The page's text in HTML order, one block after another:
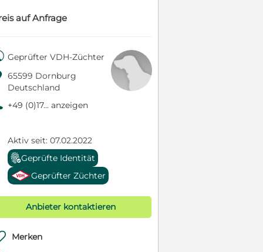
auf Anfrage
Geprüfter VDH-Züchter
65599 Dornburg
Deutschland
+49 (0)17... anzeigen
Aktiv seit: 07.02.2022
Geprüfte Identität
Geprüfter Züchter
Anbieter kontaktieren
Merken